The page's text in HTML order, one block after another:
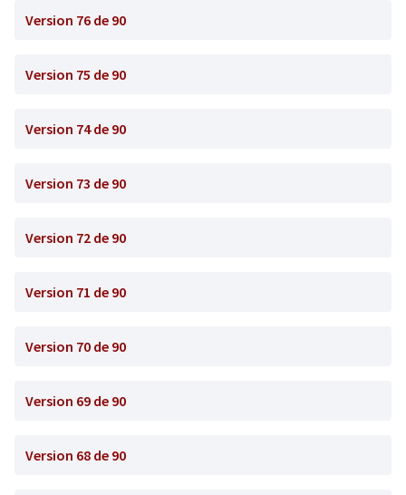
Version 76 de 90
Version 75 de 90
Version 74 de 90
Version 73 de 90
Version 72 de 90
Version 71 de 90
Version 70 de 90
Version 69 de 90
Version 68 de 90